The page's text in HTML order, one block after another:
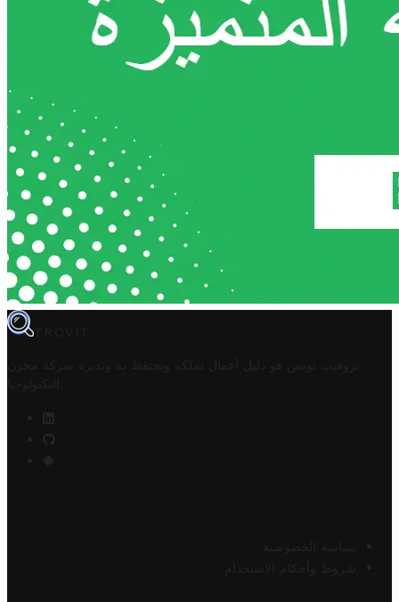
TROVIT
تروفيت تونس هو دليل أعمال تملكه وتحتفظ به وتديره
شركة مخزن
التكنولوجيا
سياسة الخصوصية
شروط وأحكام الاستخدام